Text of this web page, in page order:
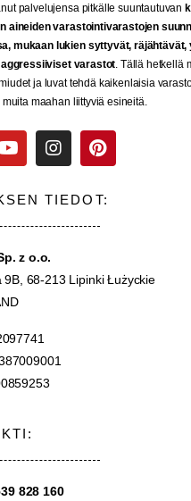
palvelujensa pitkälle suuntautuvan
aineiden varastointivarastojen
mukaan lukien syttyvät, räjähtävät,
varastot . Tällä hetkellä
ja luvat tehdä kaikenlaisia
maahan liittyviä esineitä.
TIEDOT:
z o.o.
9B, 68-213 Lipinki Łużyckie
828 160